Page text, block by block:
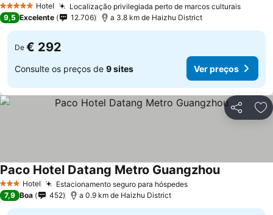
5 Estrelas Hotel Localização privilegiada perto de marcos culturais
9,5 Excelente 12.706 a 3.8 km de Haizhu District
De € 292
Consulte os preços de 9 sites Ver preços
Partilhar
3 EstrelasHotel Estacionamento seguro para hóspedes
Paco Hotel Datang Metro Guangzhou
7,9 Boa 452 a 0.9 km de Haizhu District